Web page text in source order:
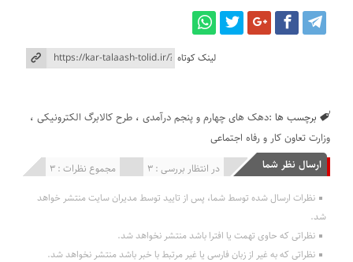
لینک کوتاه
برچسب ها :دهک های چهارم و پنجم درآمدی ،طرح کالابرگ الکترونیکی ،
وزارت تعاون کار و رفاه اجتماعی
ارسال نظر شما
مجموع نظرات : 3 در انتظار بررسی : 3 انتشار یافته : 0
نظرات ارسال شده توسط شما، پس از تایید توسط مدیران سایت منتشر خواهد
شد.
نظراتی که حاوی تهمت یا افترا باشد منتشر نخواهد شد.
نظراتی که به غیر از زبان فارسی یا غیر مرتبط با خبر باشد منتشر نخواهد شد.